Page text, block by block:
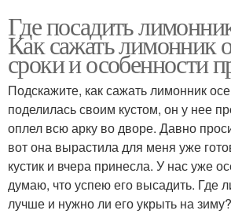
Где посадить
Как сажать
сроки и особенности
Подскажите, как сажать лимонник
поделилась своим кустом, он у нее
оплел всю арку во дворе. Давно
вот она вырастила для меня уже
кустик и вчера принесла. У нас уже
думаю, что успею его высадить. Где
лучше и нужно ли его укрыть на зиму?